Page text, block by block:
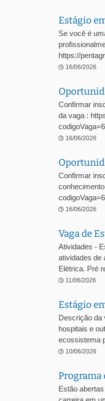
Estágio
Se você é
https://
16/06/2026
Confirmar
da vaga :
16/06/2026
Confirmar
16/06/2026
Vaga de
Atividades -
atividades de
Elétrica. Pré
11/06/2026
Estágio
Descrição da
hospitais e
ecossistema
10/06/2026
Estão